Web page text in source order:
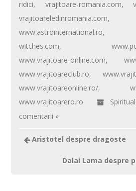
o
k
p
ridici, vrajitoare-romania.com,
vrajitoareledinromania.com
www.astrointernational.ro
witches.com,
www.vrajitoare-online.com,
www.vrajitoareclub.ro,
www.vrajitoareonline.ro/,
www.vrajitoarero.ro
comentarii »
Aristotel despre dragoste
Dalai Lama despre